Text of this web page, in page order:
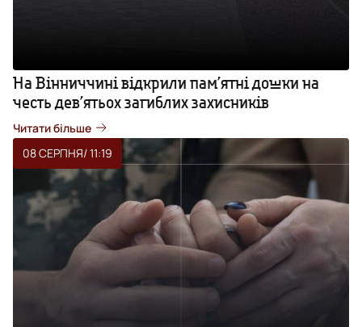
На Вінниччині відкрили пам’ятні дошки на
честь дев’ятьох загиблих захисників
Читати більше
08 СЕРПНЯ/ 11:19